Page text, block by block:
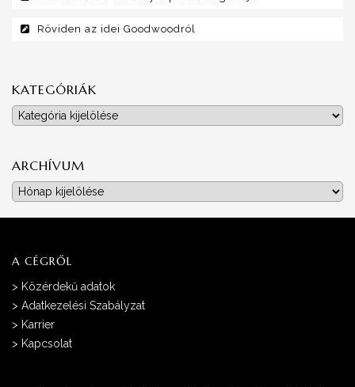
Röviden az idei Goodwoodról
KATEGÓRIÁK
Kategóriák
ARCHÍVUM
Archívum
A CÉGRŐL
> Közérdekű adatok
> Adatkezelési Szabályzat
> Karrier
> Kapcsolat